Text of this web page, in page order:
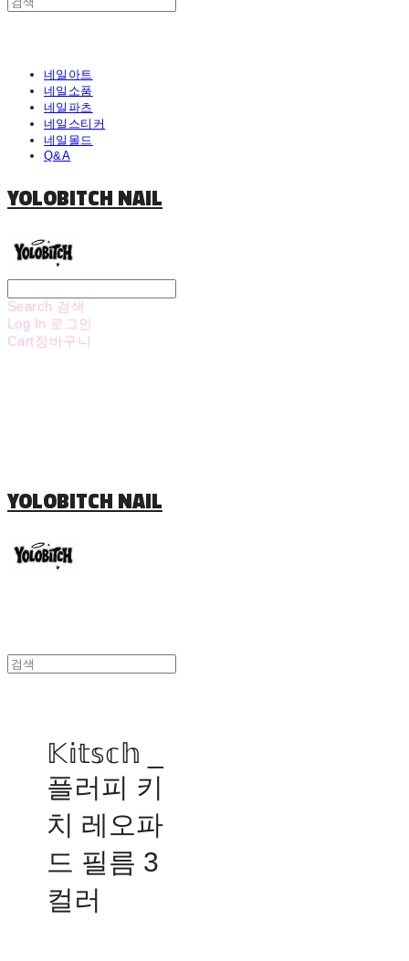
네일아트
네일소품
네일파츠
네일스티커
네일몰드
Q&A
YOLOBITCH NAIL
Search 검색
Log In 로그인
Cart장바구니
YOLOBITCH NAIL
𝕂𝕚𝕥𝕤𝕔𝕙 _
플러피 키
치 레오파
드 필름 3
컬러